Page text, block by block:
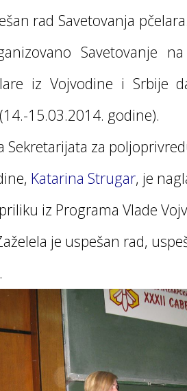
rad Savetovanja
Savetovanje
iz Vojvodine i Srbije
15.03.2014. godine).
Sekretarijata za
Katarina Strugar, je
iz Programa Vlade
je uspešan rad,